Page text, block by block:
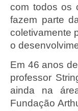
com todos os
fazem parte
coletivamente
o
Em 46 anos
professor
ainda na
Fundação